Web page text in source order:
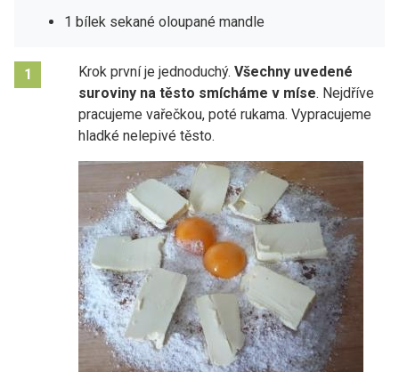
1 bílek sekané oloupané mandle
1 Krok první je jednoduchý. Všechny uvedené
suroviny na těsto smícháme v míse. Nejdříve
pracujeme vařečkou, poté rukama. Vypracujeme
hladké nelepivé těsto.